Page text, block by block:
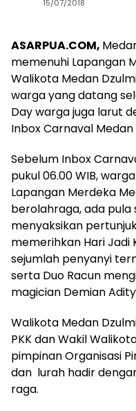
15/07/2018
ASARPUA.COM,
memenuhi Lapangan
Walikota Medan
warga yang datang
Day warga juga larut
Inbox Carnaval Medan
Sebelum Inbox
pukul 06.00 WIB,
Lapangan Merdeka
berolahraga, ada
menyaksikan
memerihkan Hari Jadi
sejumlah penyanyi
serta Duo Racun
magician Demian
Walikota Medan
PKK dan Wakil
pimpinan Organisasi
dan lurah hadir
raga.